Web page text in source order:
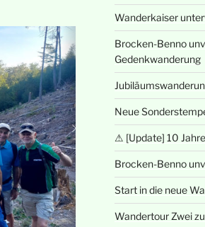
Wanderkaiser
Brocken-Benno
Gedenkwanderung
Neue
⚠ [Update] 10
Brocken-Benno
Start in die neue
Wandertour Zwei